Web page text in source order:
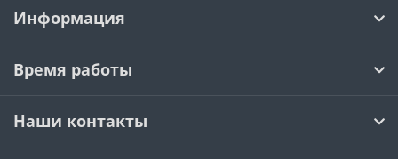
Информация
Время работы
Наши контакты